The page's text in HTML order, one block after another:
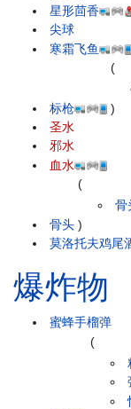
星形茴香
尖球
寒霜飞鱼
标枪
(
)
圣水
邪水
血水
骨头
(
骨
)
莫洛托夫鸡尾
爆炸物
蜜蜂手榴弹
(